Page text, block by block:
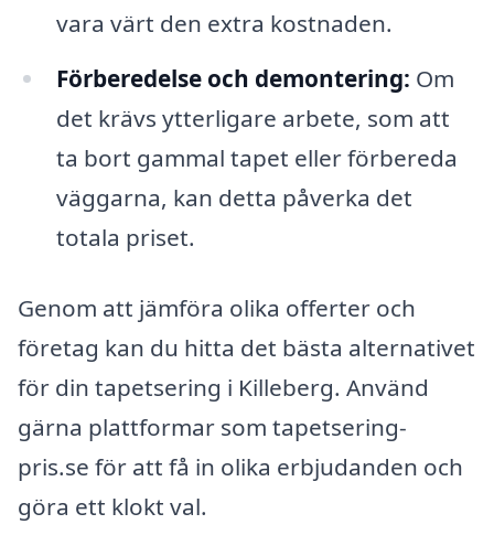
vara värt den extra kostnaden.
Förberedelse och demontering: Om
det krävs ytterligare arbete, som att
ta bort gammal tapet eller förbereda
väggarna, kan detta påverka det
totala priset.
Genom att jämföra olika offerter och
företag kan du hitta det bästa alternativet
för din tapetsering i Killeberg. Använd
gärna plattformar som tapetsering-
pris.se för att få in olika erbjudanden och
göra ett klokt val.